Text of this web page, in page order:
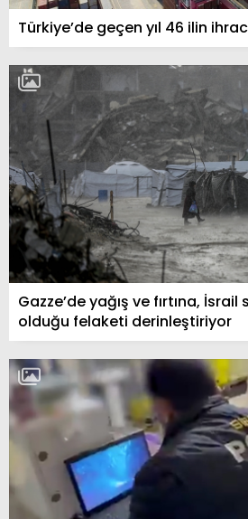
Türkiye’de geçen yıl 46 ilin
Gazze’de yağış ve fırtına, İsrail
olduğu felaketi derinleştiriyor